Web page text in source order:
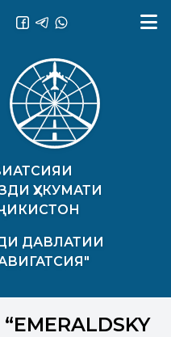
ҲУКУМАТИ
ДАВЛАТИИ